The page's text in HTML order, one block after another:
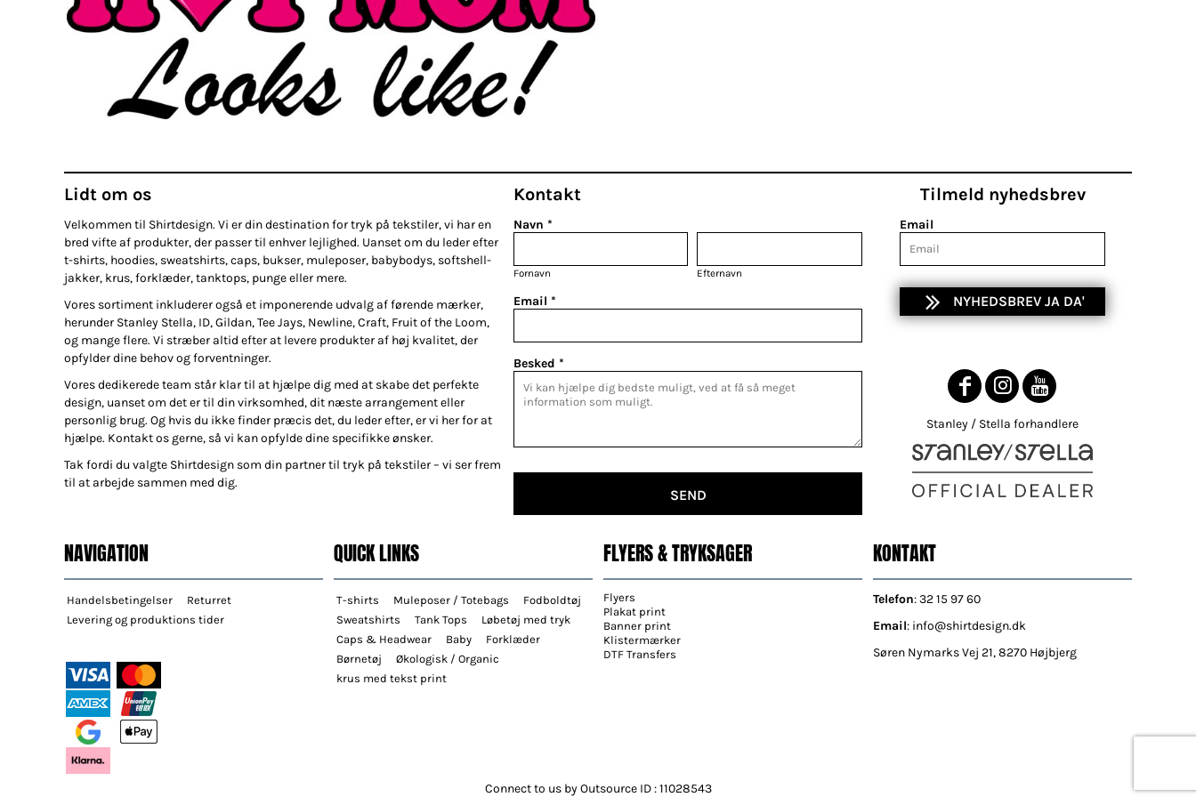
Lidt om os
Velkommen til Shirtdesign. Vi er din destination for tryk på tekstiler, vi har en
bred vifte af produkter, der passer til enhver lejlighed. Uanset om du leder efter
t-shirts, hoodies, sweatshirts, caps, bukser, muleposer, babybodys, softshell-
jakker, krus, forklæder, tanktops, punge eller mere.
Vores sortiment inkluderer også et imponerende udvalg af førende mærker,
herunder Stanley Stella, ID, Gildan, Tee Jays, Newline, Craft, Fruit of the Loom,
og mange flere. Vi stræber altid efter at levere produkter af høj kvalitet, der
opfylder dine behov og forventninger.
Vores dedikerede team står klar til at hjælpe dig med at skabe det perfekte
design, uanset om det er til din virksomhed, dit næste arrangement eller
personlig brug. Og hvis du ikke finder præcis det, du leder efter, er vi her for at
hjælpe. Kontakt os gerne, så vi kan opfylde dine specifikke ønsker.
Tak fordi du valgte Shirtdesign som din partner til tryk på tekstiler – vi ser frem
til at arbejde sammen med dig.
Kontakt
Navn *
Fornavn Efternavn
Email *
Besked *
SEND
Tilmeld nyhedsbrev
Email
NYHEDSBREV JA DA'
Stanley / Stella forhandlere
NAVIGATION
Handelsbetingelser
Returret
Levering og produktions tider
QUICK LINKS
T-shirts Muleposer / Totebags
Fodboldtøj
Sweatshirts
Tank Tops
Løbetøj med tryk
Caps & Headwear
Baby
Forklæder
Børnetøj
Økologisk / Organic
krus med tekst print
FLYERS & TRYKSAGER
Flyers
Plakat print
Banner print
Klistermærker
DTF Transfers
KONTAKT
Telefon: 32 15 97 60
Email: info@shirtdesign.dk
Søren Nymarks Vej 21, 8270 Højbjerg
Connect to us by Outsource ID : 11028543
Poser / Tasker Tank top Polo Skjorter
Brands Diverse Økologisk / Organic
Reklameartikler og
giveaways
Fashion Tees /
Sweats
Transfer)
Skole / efterskole tøj